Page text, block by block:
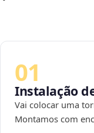
01
Instalação
Vai colocar uma
Montamos com